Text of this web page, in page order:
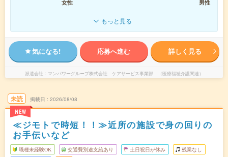
女性
男性
もっと見る
気になる! 応募へ進む 詳しく見る
派遣会社 マンパワーグループ株式会社 ケアサービス事業部 （医療福祉介護関連）
未読
NEW
掲載日 2026/08/08
≪ジモトで時短！！≫近所の施設で身の回りの
お手伝いなど
職種未経験OK 交通費別途支給あり 土日祝日が休み 残業なし